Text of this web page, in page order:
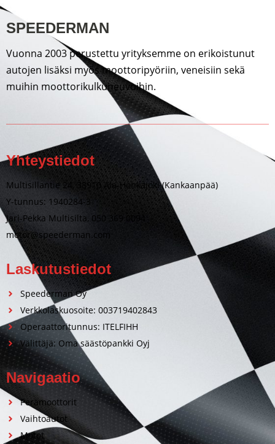
SPEEDERMAN
Vuonna 2003 perustettu yrityksemme on erikoistunut
autojen lisäksi myös moottoripyöriin, veneisiin sekä
muihin moottorikulkuneuvoihin.
Yhteystiedot
Multisillantie 24, 38910 Ala-Honkajoki (Kankaanpää)
Y-tunnus: 1940284-3
Jari-Pekka Multisilta, 050 369 0094
motor@speederman.com
Laskutustiedot
Speederman Oy
Verkkolaskuosoite: 003719402843
Operaattoritunnus: ITELFIHH
Välittäjä: Oma säästöpankki Oyj
Navigaatio
Perämoottorit
Vaihtoautot
Motot